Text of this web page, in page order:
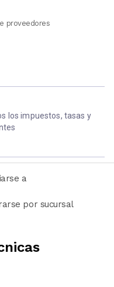
proveedores
los impuestos, tasas y
a
por sucursal